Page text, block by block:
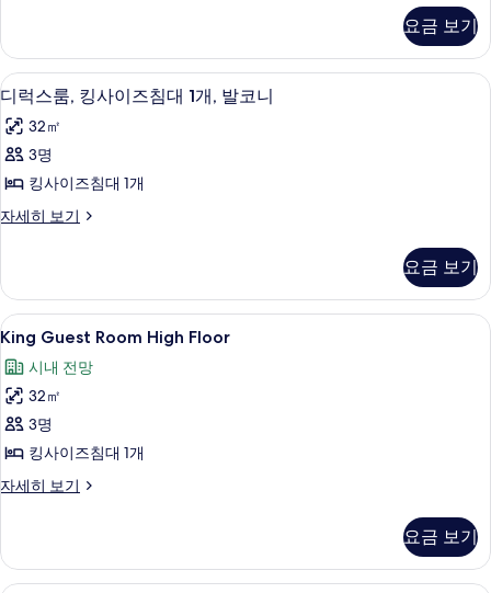
개,
코
너
사
진
모
두
즈
침
대
개,
코
자
세
히
요금 보기
디
럭
스
룸,
킹
사
즈
침
대
1
개,
발
코
니
모
4
디럭스룸, 킹사이즈침대 1개, 발코니
32㎡
3명
킹사이즈침대 1개
자세히 보기
디
킹
사
이
침
대
개,
발
니
보
요금 보기
King
Guest
Room
High
Floor
사
진
보
객실 내 금고, 책상, 노트북 작업 공간,
5
King Guest Room High Floor
시내 전망
32㎡
3명
킹사이즈침대 1개
자세히 보기
King
Floor
자
요금 보기